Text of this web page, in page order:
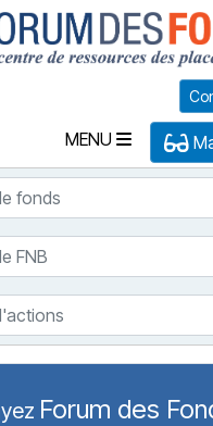
MENU
fonds
Forum des